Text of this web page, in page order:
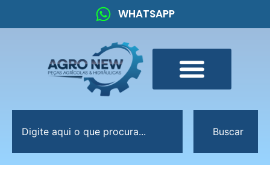
WHATSAPP
Buscar